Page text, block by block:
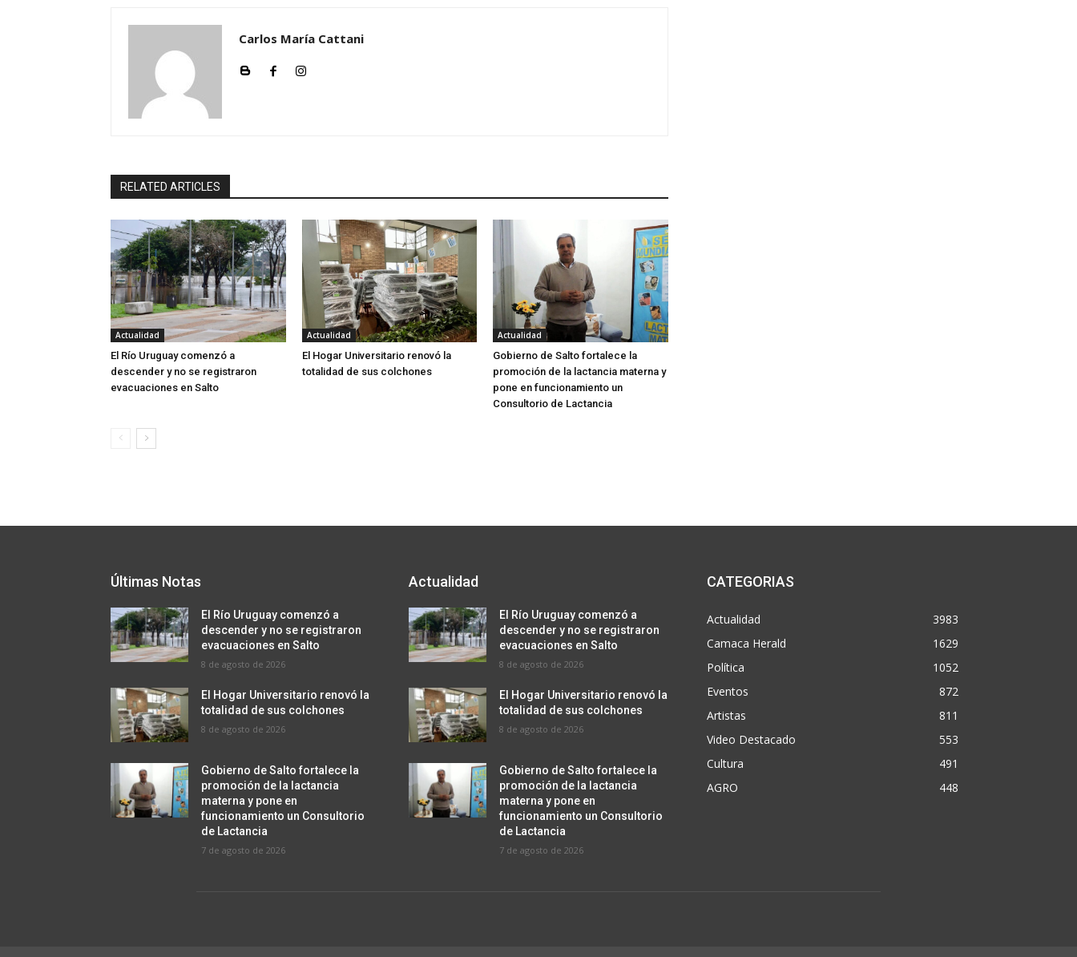
Carlos María Cattani
RELATED ARTICLES
Actualidad
El Río Uruguay comenzó a
descender y no se registraron
evacuaciones en Salto
Actualidad
El Hogar Universitario renovó la
totalidad de sus colchones
Actualidad
Gobierno de Salto fortalece la
promoción de la lactancia materna y
pone en funcionamiento un
Consultorio de Lactancia
Últimas Notas
El Río Uruguay comenzó a
descender y no se registraron
evacuaciones en Salto
8 de agosto de 2026
El Hogar Universitario renovó la
totalidad de sus colchones
8 de agosto de 2026
Gobierno de Salto fortalece la
promoción de la lactancia
materna y pone en
funcionamiento un Consultorio
de Lactancia
7 de agosto de 2026
Actualidad
El Río Uruguay comenzó a
descender y no se registraron
evacuaciones en Salto
8 de agosto de 2026
El Hogar Universitario renovó la
totalidad de sus colchones
8 de agosto de 2026
Gobierno de Salto fortalece la
promoción de la lactancia
materna y pone en
funcionamiento un Consultorio
de Lactancia
7 de agosto de 2026
CATEGORIAS
Actualidad
3983
Camaca Herald
1629
Política
1052
Eventos
872
Artistas
811
Video Destacado
553
Cultura
491
AGRO
448